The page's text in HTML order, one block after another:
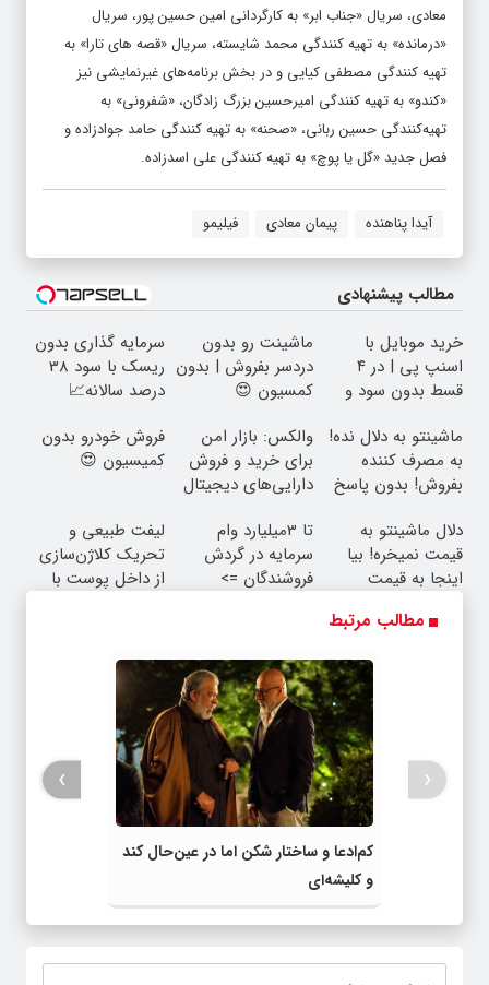
معادی، سریال «جناب ابر» به کارگردانی امین حسین پور، سریال
«درمانده» به تهیه کنندگی محمد شایسته، سریال «قصه های تارا» به
تهیه کنندگی مصطفی کیایی و در بخش برنامه‌های غیرنمایشی نیز
«کندو» به تهیه کنندگی امیرحسین بزرگ زادگان، «شفرونی» به
تهیه‌کنندگی حسین ربانی، «صحنه» به تهیه کنندگی حامد جوادزاده و
فصل جدید «گل یا پوچ» به تهیه کنندگی علی اسدزاده.
آیدا پناهنده پیمان معادی فیلیمو
مطالب پیشنهادی
خرید موبایل با
اسنپ پی | در ۴
قسط بدون سود و
ماشینت رو بدون
دردسر بفروش | بدون
کمسیون 😍
سرمایه گذاری بدون
ریسک با سود 38
درصد سالانه📈
ماشینتو به دلال نده!
به مصرف کننده
بفروش! بدون پاسخ
والکس: بازار امن
برای خرید و فروش
دارایی‌های دیجیتال
فروش خودرو بدون
کمیسیون 😍
دلال ماشینتو به
قیمت نمیخره! بیا
اینجا به قیمت
واقعی*
تا 3میلیارد وام
سرمایه در گردش
فروشندگان =>
لیفت طبیعی و
تحریک کلاژن‌سازی
از داخل پوست با
مطالب مرتبط
کم‌ادعا و ساختار شکن اما در عین‌حال کند
و کلیشه‌ای
‹
›